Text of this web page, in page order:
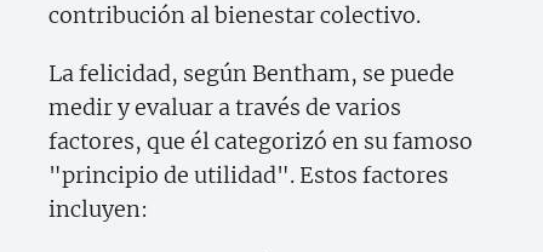
contribución al bienestar colectivo.
La felicidad, según Bentham, se puede
medir y evaluar a través de varios
factores, que él categorizó en su famoso
"principio de utilidad". Estos factores
incluyen: